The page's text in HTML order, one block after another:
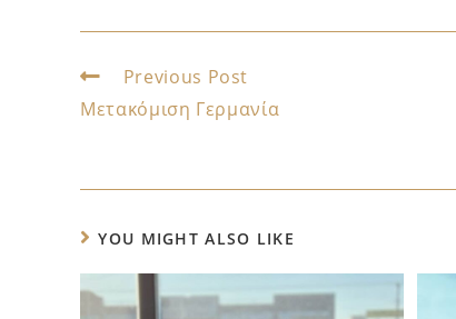
Previous Post
Μετακόμιση Γερμανία
YOU MIGHT ALSO LIKE